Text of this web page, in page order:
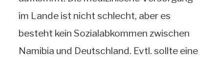
im Lande ist nicht schlecht, aber es
besteht kein Sozialabkommen zwischen
Namibia und Deutschland. Evtl. sollte eine